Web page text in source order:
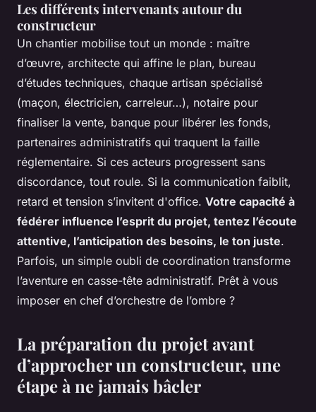
Les différents intervenants autour du
constructeur
Un chantier mobilise tout un monde : maître
d’œuvre, architecte qui affine le plan, bureau
d’études techniques, chaque artisan spécialisé
(maçon, électricien, carreleur…), notaire pour
finaliser la vente, banque pour libérer les fonds,
partenaires administratifs qui traquent la faille
réglementaire. Si ces acteurs progressent sans
discordance, tout roule. Si la communication faiblit,
retard et tension s’invitent d'office. Votre capacité à
fédérer influence l’esprit du projet, tentez l’écoute
attentive, l’anticipation des besoins, le ton juste.
Parfois, un simple oubli de coordination transforme
l’aventure en casse-tête administratif. Prêt à vous
imposer en chef d’orchestre de l’ombre ?
La préparation du projet avant
d’approcher un constructeur, une
étape à ne jamais bâcler